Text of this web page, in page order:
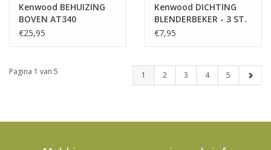
Kenwood BEHUIZING
BOVEN AT340
€25,95
Kenwood DICHTING
BLENDERBEKER - 3 ST.
KAH359GL
€7,95
Pagina 1 van 5 1 2 3 4 5